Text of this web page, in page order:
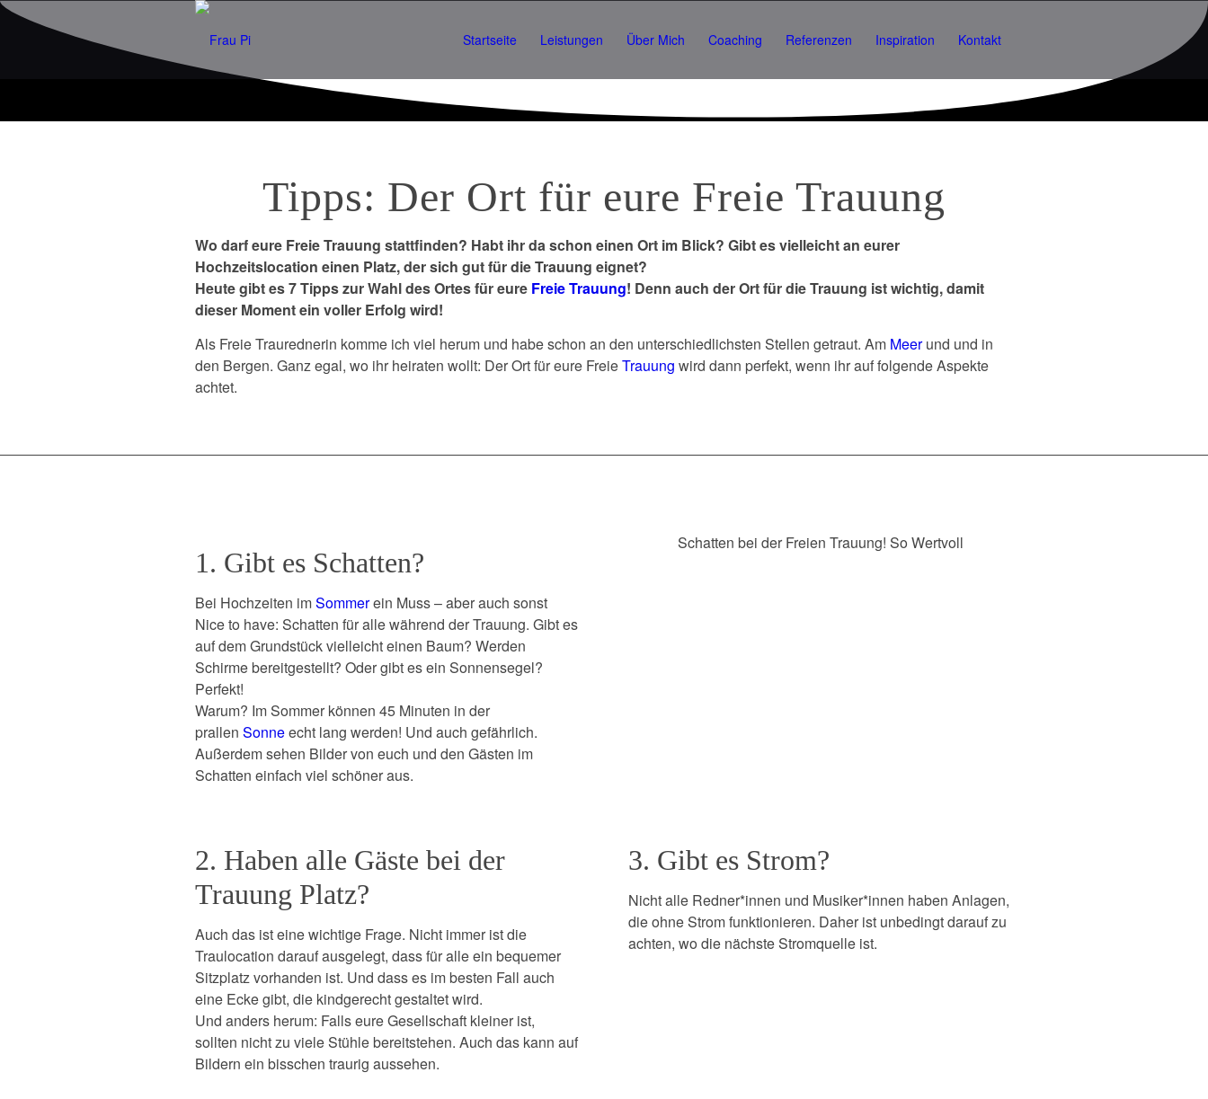
Startseite Leistungen Über Mich Coaching Referenzen Inspiration Kontakt
Tipps: Der Ort für eure Freie Trauung
Wo darf eure Freie Trauung stattfinden? Habt ihr da schon einen Ort im Blick? Gibt es vielleicht an eurer
Hochzeitslocation einen Platz, der sich gut für die Trauung eignet?
Heute gibt es 7 Tipps zur Wahl des Ortes für eure Freie Trauung! Denn auch der Ort für die Trauung ist wichtig, damit
dieser Moment ein voller Erfolg wird!
Als Freie Traurednerin komme ich viel herum und habe schon an den unterschiedlichsten Stellen getraut. Am Meerund und in
den Bergen. Ganz egal, wo ihr heiraten wollt: Der Ort für eure FreieTrauung wird dann perfekt, wenn ihr auf folgende Aspekte
achtet.
1. Gibt es Schatten?
Bei Hochzeiten imSommerein Muss – aber auch sonst
Nice to have: Schatten für alle während der Trauung. Gibt es
auf dem Grundstück vielleicht einen Baum? Werden
Schirme bereitgestellt? Oder gibt es ein Sonnensegel?
Perfekt!
Warum? Im Sommer können 45 Minuten in der
prallen Sonneecht lang werden! Und auch gefährlich.
Außerdem sehen Bilder von euch und den Gästen im
Schatten einfach viel schöner aus.
Schatten bei der Freien Trauung! So Wertvoll
2. Haben alle Gäste bei der
Trauung Platz?
Auch das ist eine wichtige Frage. Nicht immer ist die
Traulocation darauf ausgelegt, dass für alle ein bequemer
Sitzplatz vorhanden ist. Und dass es im besten Fall auch
eine Ecke gibt, die kindgerecht gestaltet wird.
Und anders herum: Falls eure Gesellschaft kleiner ist,
sollten nicht zu viele Stühle bereitstehen. Auch das kann auf
Bildern ein bisschen traurig aussehen.
3. Gibt es Strom?
Nicht alle Redner*innen und Musiker*innen haben Anlagen,
die ohne Strom funktionieren. Daher ist unbedingt darauf zu
achten, wo die nächste Stromquelle ist.